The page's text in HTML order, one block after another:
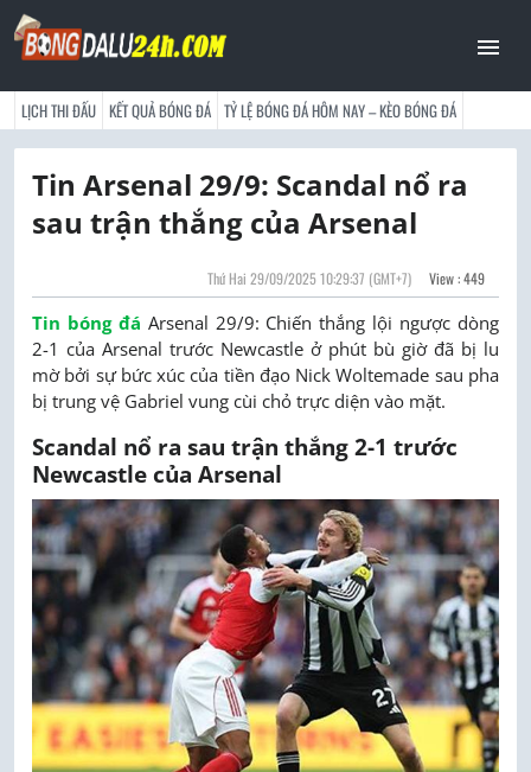
LỊCH THI ĐẤU KẾT QUẢ BÓNG ĐÁ TỶ LỆ BÓNG ĐÁ HÔM NAY – KÈO BÓNG ĐÁ
Tin Arsenal 29/9: Scandal nổ ra
sau trận thắng của Arsenal
Thứ Hai 29/09/2025 10:29:37 (GMT+7) View : 449
Tin bóng đá Arsenal 29/9: Chiến thắng lội ngược dòng
2-1 của Arsenal trước Newcastle ở phút bù giờ đã bị lu
mờ bởi sự bức xúc của tiền đạo Nick Woltemade sau pha
bị trung vệ Gabriel vung cùi chỏ trực diện vào mặt.
Scandal nổ ra sau trận thắng 2-1 trước
Newcastle của Arsenal